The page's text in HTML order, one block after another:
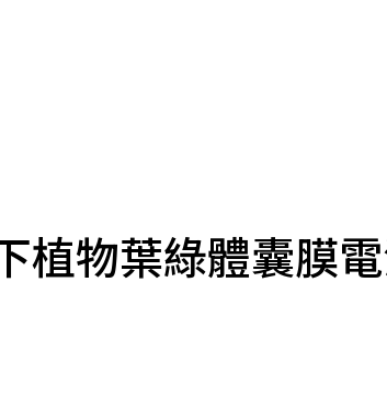
植物葉綠體囊膜